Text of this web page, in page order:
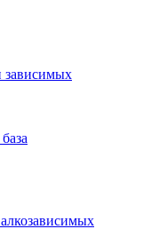
зависимых